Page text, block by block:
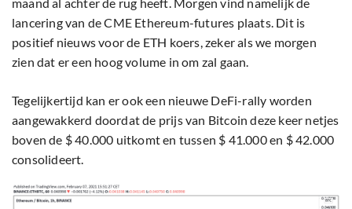
lancering van de CME Ethereum-futures plaats. Dit is
positief nieuws voor de ETH koers, zeker als we morgen
zien dat er een hoog volume in om zal gaan.
Tegelijkertijd kan er ook een nieuwe DeFi-rally worden
aangewakkerd doordat de prijs van Bitcoin deze keer netjes
boven de $ 40.000 uitkomt en tussen $ 41.000 en $ 42.000
consolideert.